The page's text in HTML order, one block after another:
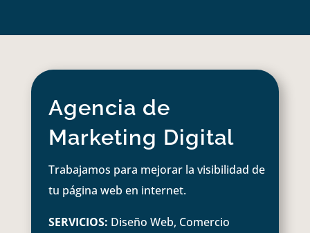
Agencia de
Marketing Digital
Trabajamos para mejorar la visibilidad de
tu página web en internet.
SERVICIOS: Diseño Web, Comercio